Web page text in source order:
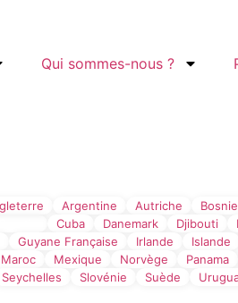
Qui sommes-nous ?
Argentine Autriche Bosnie
Cuba Danemark Djibouti
Guyane Française Irlande Islande
Maroc Mexique Norvège Panama
Seychelles Slovénie Suède